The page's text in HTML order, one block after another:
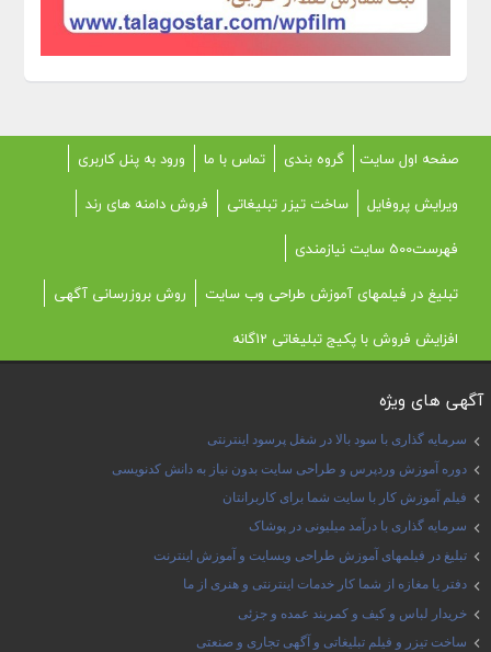
صفحه اول سایت گروه بندی تماس با ما
ورود به پنل کاربری
ویرایش پروفایل
ساخت تیزر تبلیغاتی
فروش دامنه های رند
فهرست500 سایت نیازمندی
تبلیغ در فیلمهای آموزش طراحی وب سایت
روش بروزرسانی آگهی
افزایش فروش با پکیج تبلیغاتی 12گانه
آگهی های ویژه
سرمایه گذاری با سود بالا در شغل پرسود اینترنتی
دوره آموزش وردپرس و طراحی سایت بدون نیاز به دانش کدنویسی
فیلم آموزش کار با سایت شما برای کاربرانتان
سرمایه گذاری با درآمد میلیونی در پوشاک
تبلیغ در فیلمهای آموزش طراحی وبسایت و آموزش اینترنت
دفتر یا مغازه از شما کار خدمات اینترنتی و هنری از ما
خریدار لباس و کیف و کمربند عمده و جزئی
ساخت تیزر و فیلم تبلیغاتی و آگهی تجاری و صنعتی